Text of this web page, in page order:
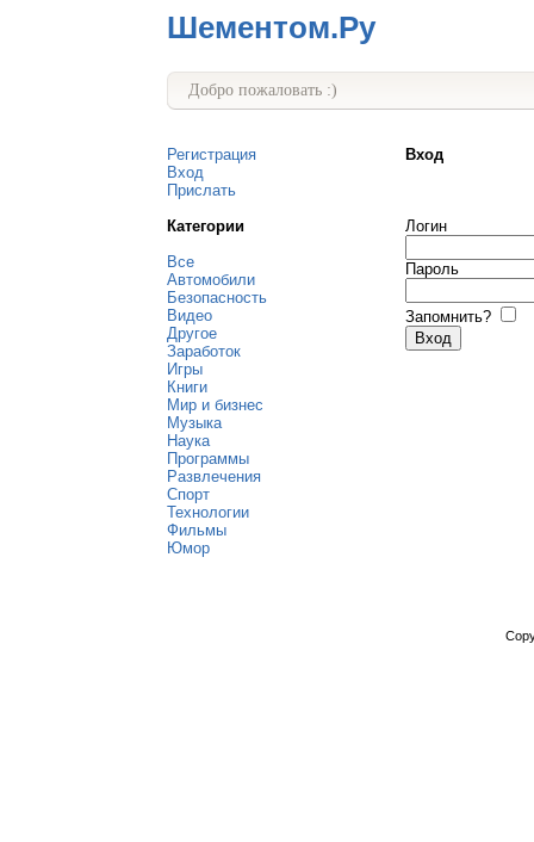
Шементом.Ру
Добро пожаловать :)
Регистрация
Вход
Прислать
Категории
Все
Автомобили
Безопасность
Видео
Другое
Заработок
Игры
Книги
Мир и бизнес
Музыка
Наука
Программы
Развлечения
Спорт
Технологии
Фильмы
Юмор
Вход
Логин
Пароль
Запомнить?